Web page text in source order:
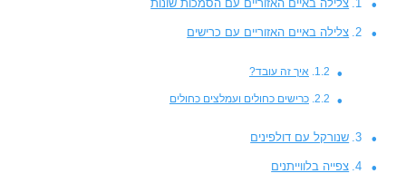
צלילה באיים האזוריים עם הסמכות שונות
צלילה באיים האזוריים עם כרישים
איך זה עובד?
כרישים כחולים ועמלצים כחולים
שנורקל עם דולפינים
צפייה בלווייתנים